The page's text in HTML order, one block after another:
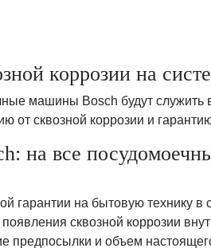
коррозии на
машины Bosch будут
от сквозной коррозии и
на все
гарантии на бытовую технику
сквозной коррозии
и объем